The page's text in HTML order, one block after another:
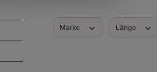
Marke Länge